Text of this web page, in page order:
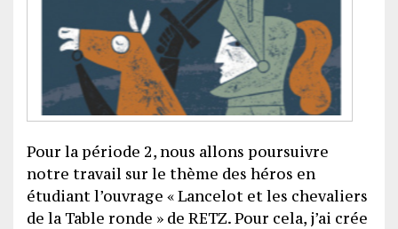
Pour la période 2, nous allons poursuivre
notre travail sur le thème des héros en
étudiant l’ouvrage « Lancelot et les chevaliers
de la Table ronde » de RETZ. Pour cela, j’ai crée